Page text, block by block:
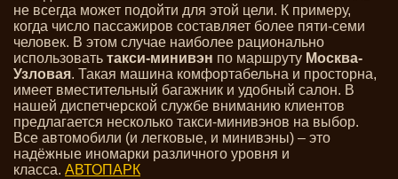
не всегда может подойти для этой цели. К примеру,
когда число пассажиров составляет более пяти-семи
человек. В этом случае наиболее рационально
использовать такси-минивэн по маршруту Москва-
Узловая. Такая машина комфортабельна и просторна,
имеет вместительный багажник и удобный салон. В
нашей диспетчерской службе вниманию клиентов
предлагается несколько такси-минивэнов на выбор.
Все автомобили (и легковые, и минивэны) – это
надёжные иномарки различного уровня и
класса. АВТОПАРК